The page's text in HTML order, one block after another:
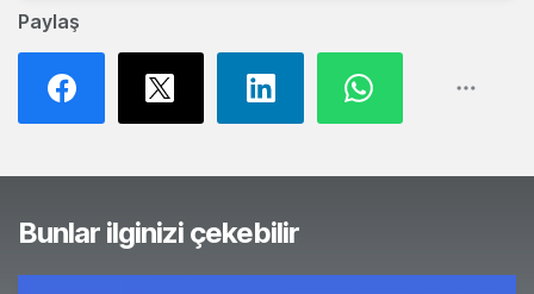
Paylaş
Bunlar ilginizi çekebilir